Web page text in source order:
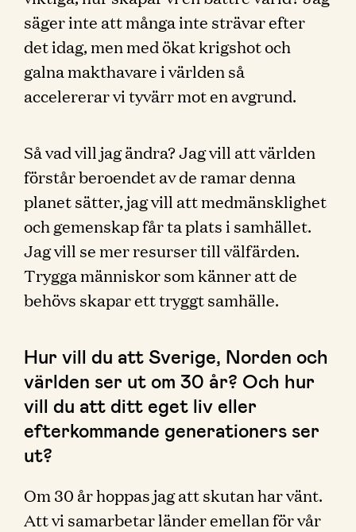
säger inte att många inte strävar efter
det idag, men med ökat krigshot och
galna makthavare i världen så
accelererar vi tyvärr mot en avgrund.
Så vad vill jag ändra? Jag vill att världen
förstår beroendet av de ramar denna
planet sätter, jag vill att medmänsklighet
och gemenskap får ta plats i samhället.
Jag vill se mer resurser till välfärden.
Trygga människor som känner att de
behövs skapar ett tryggt samhälle.
Hur vill du att Sverige, Norden och
världen ser ut om 30 år? Och hur
vill du att ditt eget liv eller
efterkommande generationers ser
ut?
Om 30 år hoppas jag att skutan har vänt.
Att vi samarbetar länder emellan för vår